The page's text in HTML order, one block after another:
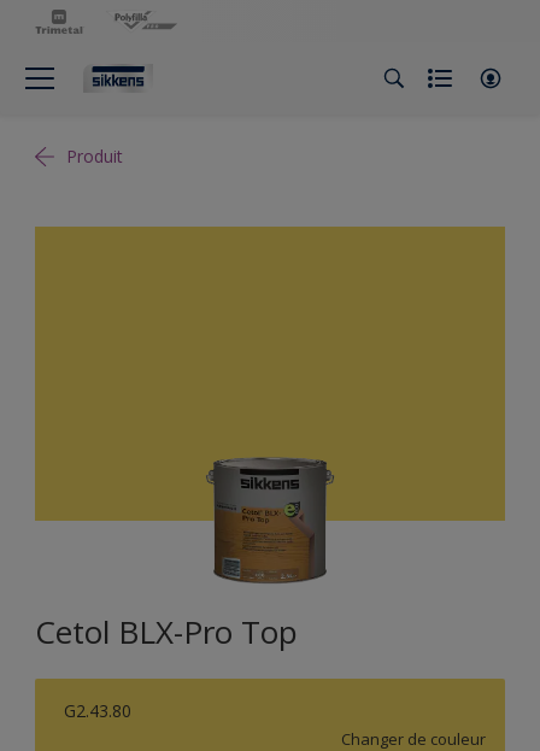
Produit
Cetol BLX-Pro Top
G2.43.80
Changer de couleur